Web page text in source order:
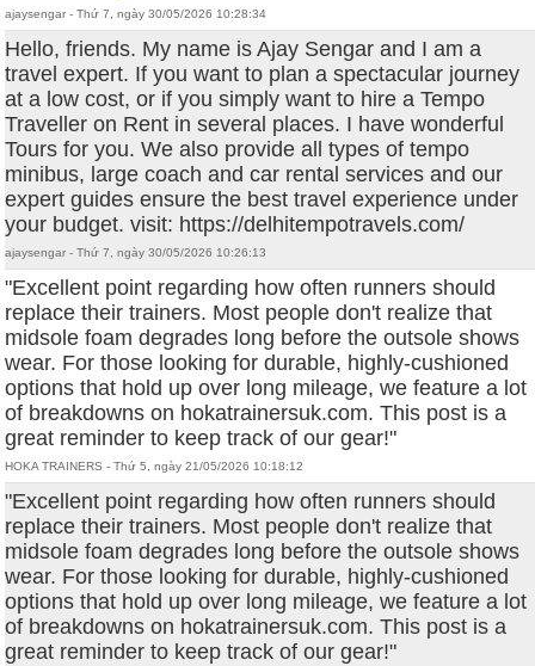
ajaysengar - Thứ 7, ngày 30/05/2026 10:28:34
Hello, friends. My name is Ajay Sengar and I am a
travel expert. If you want to plan a spectacular journey
at a low cost, or if you simply want to hire a Tempo
Traveller on Rent in several places. I have wonderful
Tours for you. We also provide all types of tempo
minibus, large coach and car rental services and our
expert guides ensure the best travel experience under
your budget. visit: https://delhitempotravels.com/
ajaysengar - Thứ 7, ngày 30/05/2026 10:26:13
"Excellent point regarding how often runners should
replace their trainers. Most people don't realize that
midsole foam degrades long before the outsole shows
wear. For those looking for durable, highly-cushioned
options that hold up over long mileage, we feature a lot
of breakdowns on hokatrainersuk.com. This post is a
great reminder to keep track of our gear!"
HOKA TRAINERS - Thứ 5, ngày 21/05/2026 10:18:12
"Excellent point regarding how often runners should
replace their trainers. Most people don't realize that
midsole foam degrades long before the outsole shows
wear. For those looking for durable, highly-cushioned
options that hold up over long mileage, we feature a lot
of breakdowns on hokatrainersuk.com. This post is a
great reminder to keep track of our gear!"